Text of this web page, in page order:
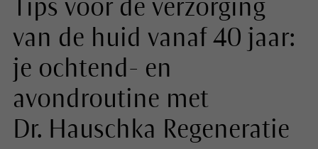
Tips voor de verzorging
van de huid vanaf 40 jaar:
je ochtend- en
avondroutine met
Dr. Hauschka Regeneratie